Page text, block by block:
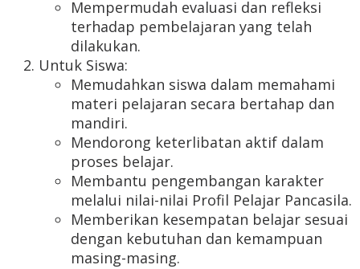
Mempermudah evaluasi dan refleksi
terhadap pembelajaran yang telah
dilakukan.
Untuk Siswa:
Memudahkan siswa dalam memahami
materi pelajaran secara bertahap dan
mandiri.
Mendorong keterlibatan aktif dalam
proses belajar.
Membantu pengembangan karakter
melalui nilai-nilai Profil Pelajar Pancasila.
Memberikan kesempatan belajar sesuai
dengan kebutuhan dan kemampuan
masing-masing.